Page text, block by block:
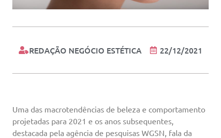
REDAÇÃO NEGÓCIO ESTÉTICA 22/12/2021
Uma das macrotendências de beleza e comportamento
projetadas para 2021 e os anos subsequentes,
destacada pela agência de pesquisas WGSN, fala da